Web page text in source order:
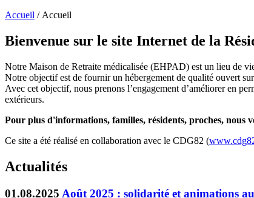
Accueil / Accueil
Bienvenue sur le site Internet de la
Notre Maison de Retraite médicalisée (EHPAD) est un lieu de
Notre objectif est de fournir un hébergement de qualité ouvert
Avec cet objectif, nous prenons l’engagement d’améliorer en
extérieurs.
Pour plus d'informations, familles, résidents, proches, nous
Ce site a été réalisé en collaboration avec le CDG82 (
Actualités
01.08.2025 Août 2025 : solidarité et animations